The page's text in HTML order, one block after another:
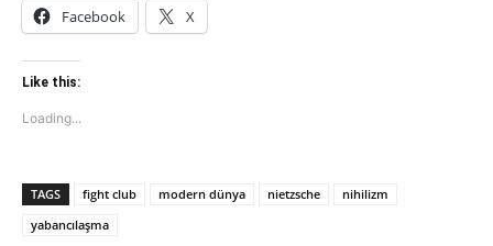
Facebook X
Like this:
Loading...
TAGS fight club modern dünya nietzsche
nihilizm
yabancılaşma